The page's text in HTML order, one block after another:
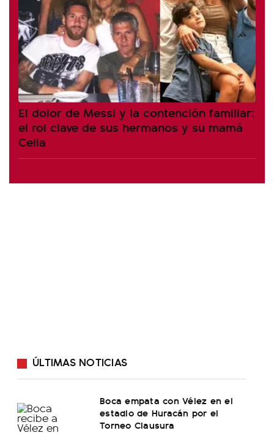
El dolor de Messi y la contención familiar:
el rol clave de sus hermanos y su mamá
Celia
ÚLTIMAS NOTICIAS
Boca empata con Vélez en el
estadio de Huracán por el
Torneo Clausura